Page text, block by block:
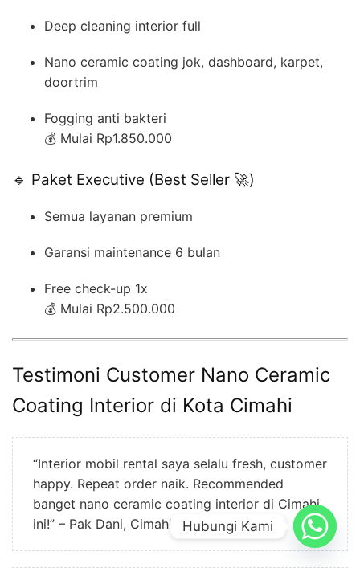
Deep cleaning interior full
Nano ceramic coating jok, dashboard, karpet,
doortrim
Fogging anti bakteri
💰 Mulai Rp1.850.000
🔹 Paket Executive (Best Seller 🚀)
Semua layanan premium
Garansi maintenance 6 bulan
Free check-up 1x
💰 Mulai Rp2.500.000
Testimoni Customer Nano Ceramic
Coating Interior di Kota Cimahi
“Interior mobil rental saya selalu fresh, customer
happy. Repeat order naik. Recommended
banget nano ceramic coating interior di Cimahi
ini!” – Pak Dani, Cimahi Selatan.Hubungi Kami